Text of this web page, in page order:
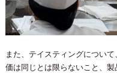
また、テイスティングについ
価は同じとは限らないこと、